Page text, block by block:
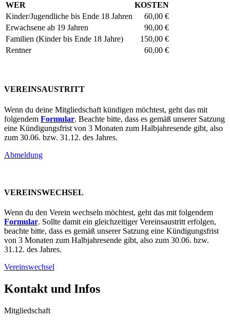
WER
KOSTEN
Kinder/Jugendliche bis Ende 18 Jahren
60,00 €
Erwachsene ab 19 Jahren
90,00 €
Familien (Kinder bis Ende 18 Jahre)
150,00 €
Rentner
60,00 €
VEREINSAUSTRITT
Wenn du deine Mitgliedschaft kündigen möchtest, geht das mit
folgendem Formular. Beachte bitte, dass es gemäß unserer Satzung
eine Kündigungsfrist von 3 Monaten zum Halbjahresende gibt, also
zum 30.06. bzw. 31.12. des Jahres.
Abmeldung
VEREINSWECHSEL
Wenn du den Verein wechseln möchtest, geht das mit folgendem
Formular. Sollte damit ein gleichzeitiger Vereinsaustritt erfolgen,
beachte bitte, dass es gemäß unserer Satzung eine Kündigungsfrist
von 3 Monaten zum Halbjahresende gibt, also zum 30.06. bzw.
31.12. des Jahres.
Vereinswechsel
Kontakt und Infos
Mitgliedschaft